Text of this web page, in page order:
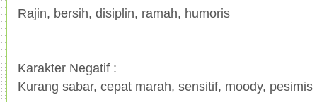
Rajin, bersih, disiplin, ramah, humoris
Karakter Negatif :
Kurang sabar, cepat marah, sensitif, moody, pesimis